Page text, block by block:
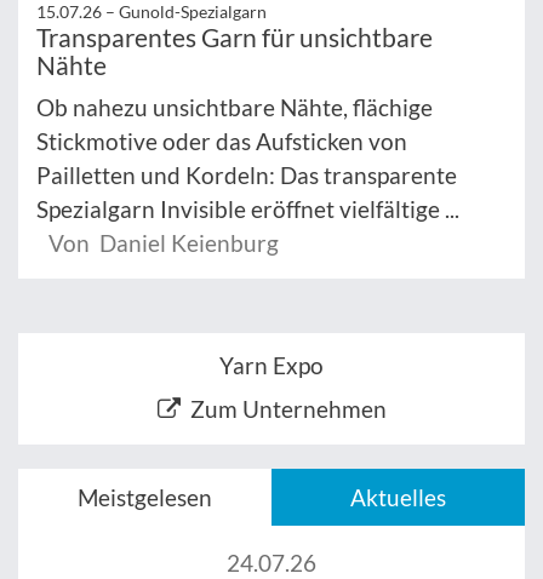
15.07.26 – Gunold-Spezialgarn
Transparentes Garn für unsichtbare
Nähte
Ob nahezu unsichtbare Nähte, flächige
Stickmotive oder das Aufsticken von
Pailletten und Kordeln: Das transparente
Spezialgarn Invisible eröffnet vielfältige ...
Von Daniel Keienburg
Yarn Expo
Zum Unternehmen
Meistgelesen Aktuelles
24.07.26